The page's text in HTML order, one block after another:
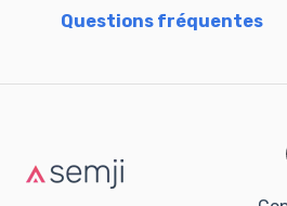
Extension Semji
Questions fréquentes